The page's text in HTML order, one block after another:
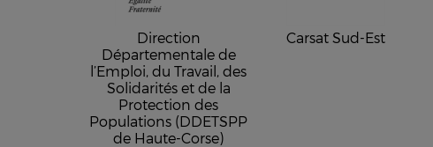
Direction
Départementale de
l’Emploi, du Travail, des
Solidarités et de la
Protection des
Populations (DDETSPP
de Haute-Corse)
Carsat Sud-Est